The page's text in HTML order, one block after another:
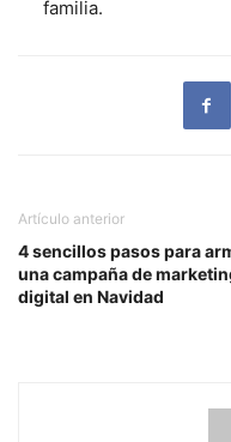
familia.
Artículo anterior
4 sencillos pasos para
una campaña de
digital en Navidad